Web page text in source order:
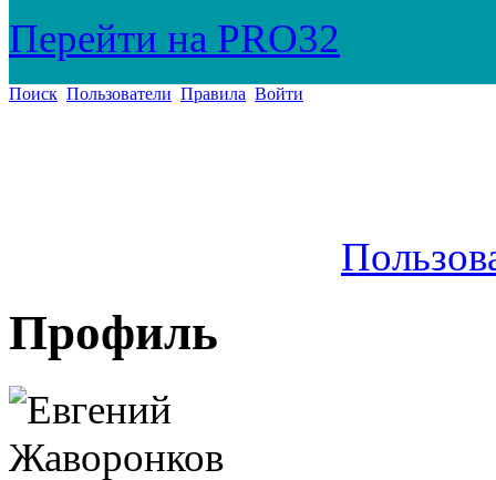
Перейти на PRO32
Поиск Пользователи Правила Войти
Профиль